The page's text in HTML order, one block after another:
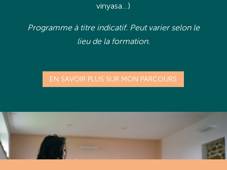
vinyasa…)
Programme à titre indicatif. Peut varier selon le
lieu de la formation.
EN SAVOIR PLUS SUR MON PARCOURS